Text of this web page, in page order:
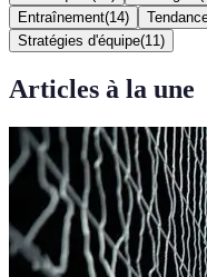
Entraînement(14)
Stratégies d'équipe(11 )
Articles à la une